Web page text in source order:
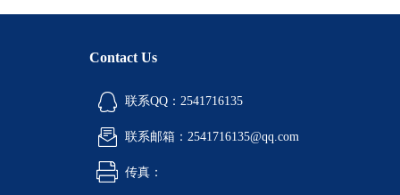
Contact Us
联系QQ：2541716135
联系邮箱：2541716135@qq.com
传真：